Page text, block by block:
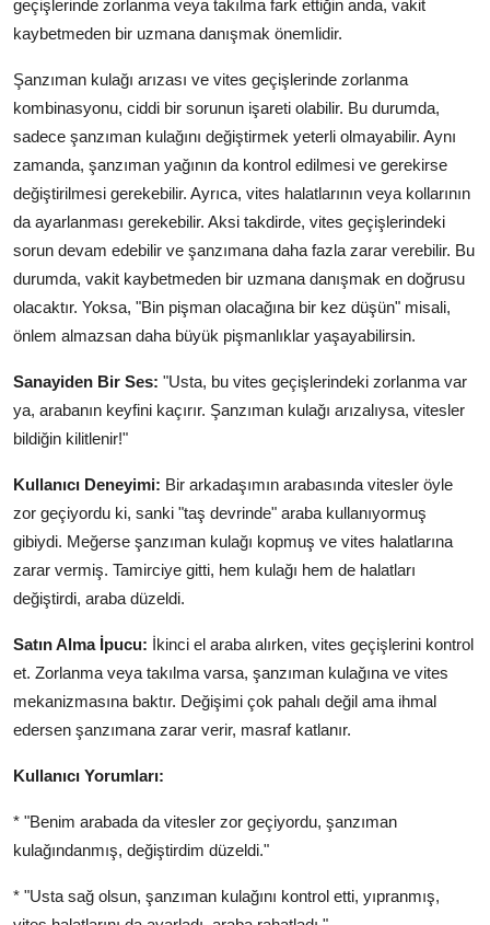
geçişlerinde zorlanma veya takılma fark ettiğin anda, vakit
kaybetmeden bir uzmana danışmak önemlidir.
Şanzıman kulağı arızası ve vites geçişlerinde zorlanma
kombinasyonu, ciddi bir sorunun işareti olabilir. Bu durumda,
sadece şanzıman kulağını değiştirmek yeterli olmayabilir. Aynı
zamanda, şanzıman yağının da kontrol edilmesi ve gerekirse
değiştirilmesi gerekebilir. Ayrıca, vites halatlarının veya kollarının
da ayarlanması gerekebilir. Aksi takdirde, vites geçişlerindeki
sorun devam edebilir ve şanzımana daha fazla zarar verebilir. Bu
durumda, vakit kaybetmeden bir uzmana danışmak en doğrusu
olacaktır. Yoksa, "Bin pişman olacağına bir kez düşün" misali,
önlem almazsan daha büyük pişmanlıklar yaşayabilirsin.
Sanayiden Bir Ses: "Usta, bu vites geçişlerindeki zorlanma var
ya, arabanın keyfini kaçırır. Şanzıman kulağı arızalıysa, vitesler
bildiğin kilitlenir!"
Kullanıcı Deneyimi: Bir arkadaşımın arabasında vitesler öyle
zor geçiyordu ki, sanki "taş devrinde" araba kullanıyormuş
gibiydi. Meğerse şanzıman kulağı kopmuş ve vites halatlarına
zarar vermiş. Tamirciye gitti, hem kulağı hem de halatları
değiştirdi, araba düzeldi.
Satın Alma İpucu: İkinci el araba alırken, vites geçişlerini kontrol
et. Zorlanma veya takılma varsa, şanzıman kulağına ve vites
mekanizmasına baktır. Değişimi çok pahalı değil ama ihmal
edersen şanzımana zarar verir, masraf katlanır.
Kullanıcı Yorumları:
* "Benim arabada da vitesler zor geçiyordu, şanzıman
kulağındanmış, değiştirdim düzeldi."
* "Usta sağ olsun, şanzıman kulağını kontrol etti, yıpranmış,